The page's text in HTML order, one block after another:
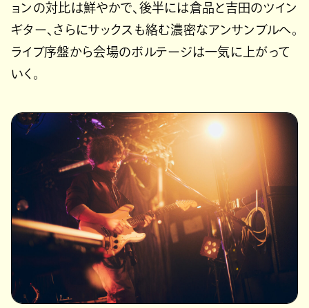
ョンの対比は鮮やかで、後半には倉品と吉田のツイン
ギター、さらにサックスも絡む濃密なアンサンブルへ。
ライブ序盤から会場のボルテージは一気に上がって
いく。